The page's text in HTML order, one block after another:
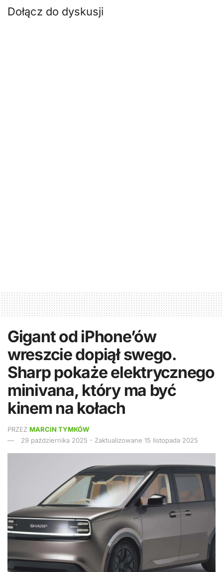
Dołącz do dyskusji
Gigant od iPhone’ów
wreszcie dopiął swego.
Sharp pokaże elektrycznego
minivana, który ma być
kinem na kołach
PRZEZ MARCIN TYMKÓW
29 października 2025 - Zaktualizowane 15 listopada 2025